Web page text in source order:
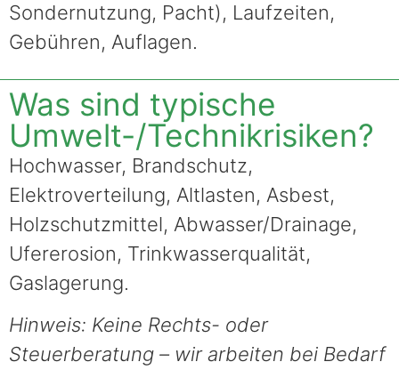
Sondernutzung, Pacht), Laufzeiten,
Gebühren, Auflagen.
Was sind typische
Umwelt-/Technikrisiken?
Hochwasser, Brandschutz,
Elektroverteilung, Altlasten, Asbest,
Holzschutzmittel, Abwasser/Drainage,
Ufererosion, Trinkwasserqualität,
Gaslagerung.
Hinweis: Keine Rechts- oder
Steuerberatung – wir arbeiten bei Bedarf